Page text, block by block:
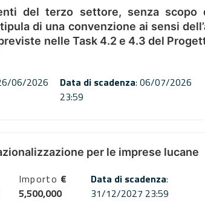
del terzo settore, senza
di una convenzione ai sensi
nelle Task 4.2 e 4.3 del
06/2026
Data di scadenza: 06/07/2026
23:59
per le imprese lucane
Importo €
5,500,000
Data di scadenza:
31/12/2027 23:59